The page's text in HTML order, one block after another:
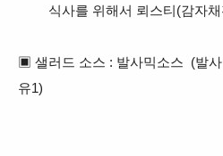
식사를 위해서 뢰스티(감자
▣ 샐러드 소스 : 발사믹소스 (발
유1)